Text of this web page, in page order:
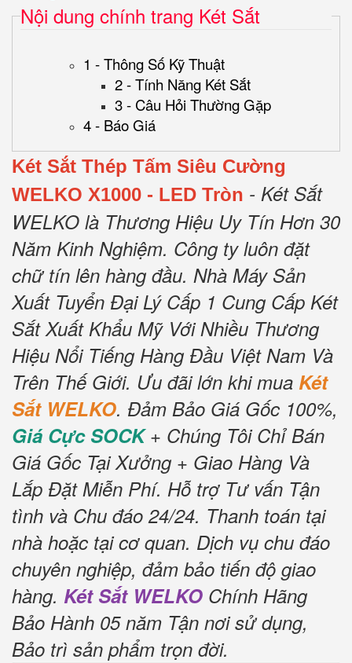
Nội dung chính trang Két Sắt
1 - Thông Số Kỹ Thuật
2 - Tính Năng Két Sắt
3 - Câu Hỏi Thường Gặp
4 - Báo Giá
Két Sắt Thép Tấm Siêu Cường
WELKO X1000 - LED Tròn - Két Sắt
WELKO là Thương Hiệu Uy Tín Hơn 30
Năm Kinh Nghiệm. Công ty luôn đặt
chữ tín lên hàng đầu. Nhà Máy Sản
Xuất Tuyển Đại Lý Cấp 1 Cung Cấp Két
Sắt Xuất Khẩu Mỹ Với Nhiều Thương
Hiệu Nổi Tiếng Hàng Đầu Việt Nam Và
Trên Thế Giới. Ưu đãi lớn khi mua Két
Sắt WELKO. Đảm Bảo Giá Gốc 100%,
Giá Cực SOCK+ Chúng Tôi Chỉ Bán
Giá Gốc Tại Xưởng + Giao Hàng Và
Lắp Đặt Miễn Phí. Hỗ trợ Tư vấn Tận
tình và Chu đáo 24/24. Thanh toán tại
nhà hoặc tại cơ quan. Dịch vụ chu đáo
chuyên nghiệp, đảm bảo tiến độ giao
hàng. Két Sắt WELKO Chính Hãng
Bảo Hành 05 năm Tận nơi sử dụng,
Bảo trì sản phẩm trọn đời.